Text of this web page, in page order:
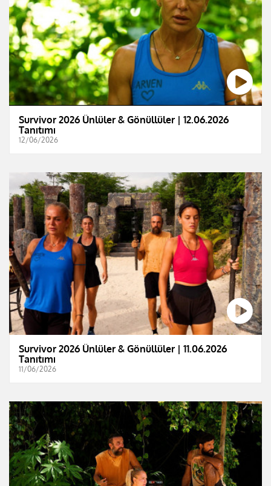
Survivor 2026 Ünlüler & Gönüllüler | 12.06.2026
Tanıtımı
12/06/2026
Survivor 2026 Ünlüler & Gönüllüler | 11.06.2026
Tanıtımı
11/06/2026